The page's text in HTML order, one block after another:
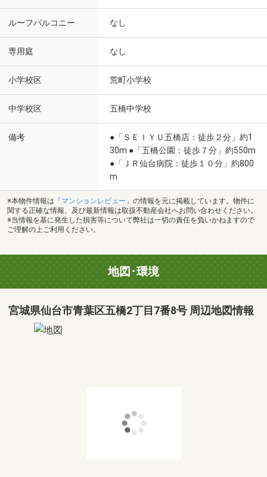
ルーフバルコニー なし
専用庭 なし
小学校区 荒町小学校
中学校区 五橋中学校
備考
●「ＳＥＩＹＵ五橋店：徒歩２分」約1
30m ●「五橋公園：徒歩７分」約550m
●「ＪＲ仙台病院：徒歩１０分」約800
m
※本物件情報は「 マンションレビュー 」の情報を元に掲載しています。物件に
関する正確な情報、及び最新情報は取扱不動産会社へお問い合わせください。
※当情報を基に発生した損害等について弊社は一切の責任を負いかねますので
ご理解の上ご利用ください。
地図･環境
宮城県仙台市青葉区五橋2丁目7番8号 周辺地図情報